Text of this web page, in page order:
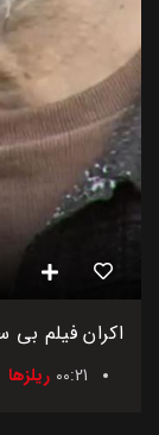
اکران فیلم
00:21 ریلزها